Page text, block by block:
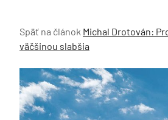
Späť na článok Michal Drotován:
väčšinou slabšia